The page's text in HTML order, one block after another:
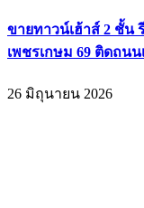
ขายทาวน์เฮ้าส์ 2 ชั้น
เพชรเกษม 69 ติดถนน
26 มิถุนายน 2026